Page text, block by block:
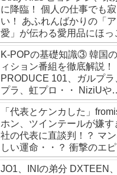
に降臨！ 個人の仕事でも
い！ あふれんばかりの「
愛」が伝わる愛用品にほっ
K-POPの基礎知識③ 韓国
ィション番組を徹底解説！
PRODUCE 101、ガルプラ
プラ、虹プロ・・ NiziUや
Kep1er、ZEROBASEONE
グループが続々と誕生！
INI、ME:Iを生んだ日プまで
介
「代表とケンカした」
ホン、ツインテールが嫌す
社の代表に直談判！？ マ
しい運命・・？ 衝撃のエ
に爆笑
JO1、INIの弟分 DXTEEN